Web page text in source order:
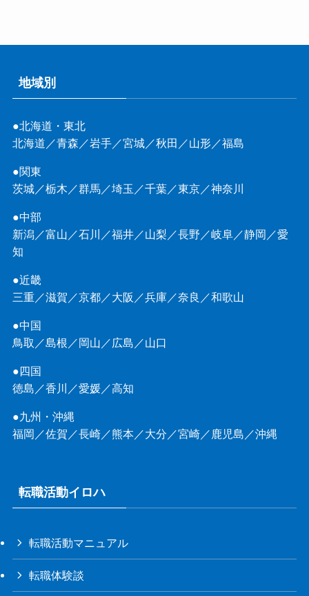
地域別
●北海道・東北
北海道 ／青森 ／岩手／宮城／秋田 ／山形／福島
●関東
茨城／栃木 ／群馬／埼玉 ／千葉／東京／神奈川
●中部
新潟／富山 ／石川 ／福井／山梨 ／長野 ／岐阜／静岡 ／愛
知
●近畿
三重／滋賀 ／京都／大阪 ／兵庫／奈良 ／和歌山
●中国
鳥取 ／島根 ／岡山 ／ 広島 ／山口
●四国
徳島 ／香川 ／愛媛／高知
●九州・沖縄
福岡 ／佐賀 ／長崎／熊本／大分 ／宮崎／ 鹿児島 ／沖縄
転職活動イロハ
転職活動マニュアル
転職体験談